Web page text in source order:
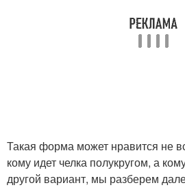
Такая форма может нравится не
кому идет челка полукругом, а
другой вариант, мы разберем